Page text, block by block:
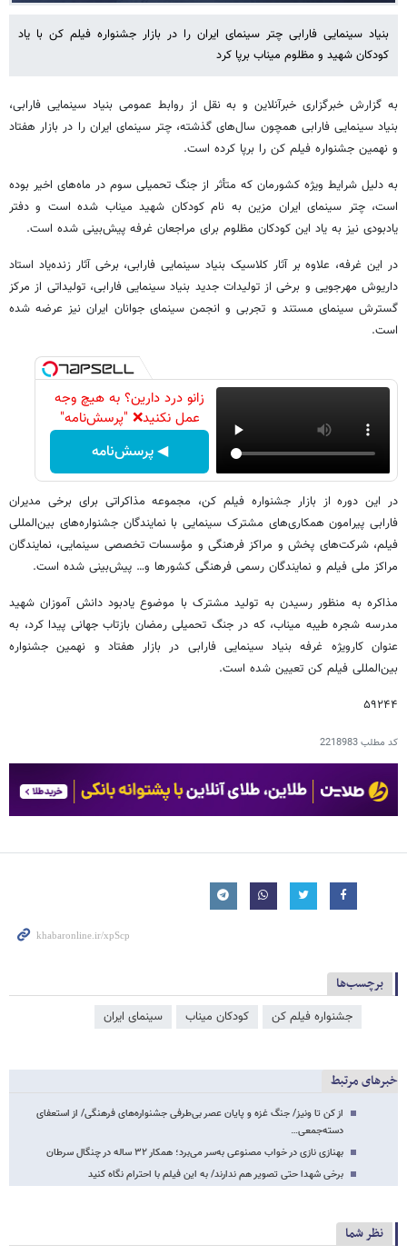
بنیاد سینمایی فارابی چتر سینمای ایران را در بازار جشنواره فیلم کن با یاد
کودکان شهید و مظلوم میناب برپا کرد
به گزارش خبرگزاری خبرآنلاین و به نقل از روابط عمومی بنیاد سینمایی فارابی،
بنیاد سینمایی فارابی همچون سال‌های گذشته، چتر سینمای ایران را در بازار هفتاد
و نهمین جشنواره فیلم کن را برپا کرده است.
به دلیل شرایط ویژه کشورمان که متأثر از جنگ تحمیلی سوم در ماه‌های اخیر بوده
است، چتر سینمای ایران مزین به نام کودکان شهید میناب شده است و دفتر
یادبودی نیز به یاد این کودکان مظلوم برای مراجعان غرفه پیش‌بینی شده است.
در این غرفه، علاوه بر آثار کلاسیک بنیاد سینمایی فارابی، برخی آثار زنده‌یاد استاد
داریوش مهرجویی و برخی از تولیدات جدید بنیاد سینمایی فارابی، تولیداتی از مرکز
گسترش سینمای مستند و تجربی و انجمن سینمای جوانان ایران نیز عرضه شده
است.
زانو درد دارین؟ به هیچ وجه
عمل نکنید❌ "پرسش‌نامه"
◀ پرسش‌نامه
در این دوره از بازار جشنواره فیلم کن، مجموعه مذاکراتی برای برخی مدیران
فارابی پیرامون همکاری‌های مشترک سینمایی با نمایندگان جشنواره‌های بین‌المللی
فیلم، شرکت‌های پخش و مراکز فرهنگی و مؤسسات تخصصی سینمایی، نمایندگان
مراکز ملی فیلم و نمایندگان رسمی فرهنگی کشورها و… پیش‌بینی شده است.
مذاکره به منظور رسیدن به تولید مشترک با موضوع یادبود دانش آموزان شهید
مدرسه شجره طیبه میناب، که در جنگ تحمیلی رمضان بازتاب جهانی پیدا کرد، به
عنوان کارویژه غرفه بنیاد سینمایی فارابی در بازار هفتاد و نهمین جشنواره
بین‌المللی فیلم کن تعیین شده است.
۵۹۲۴۴
کد مطلب2218983
برچسب‌ها
جشنواره فیلم کن کودکان میناب سینمای ایران
خبرهای مرتبط
از کن تا ونیز/ جنگ غزه و پایان عصر بی‌طرفی جشنواره‌های فرهنگی/ از استعفای
دسته‌جمعی…
بهنازی نازی در خواب مصنوعی به‌سر می‌برد؛ همکار ۳۲ ساله در چنگال سرطان
برخی شهدا حتی تصویر هم ندارند/ به این فیلم با احترام نگاه کنید
نظر شما